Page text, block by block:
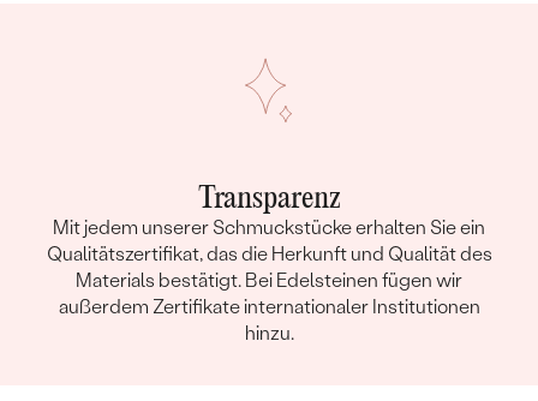
Transparenz
Mit jedem unserer Schmuckstücke erhalten Sie ein
Qualitätszertifikat, das die Herkunft und Qualität des
Materials bestätigt. Bei Edelsteinen fügen wir
außerdem Zertifikate internationaler Institutionen
hinzu.